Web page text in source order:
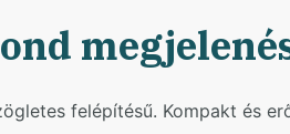
felépítésű. Kompakt és